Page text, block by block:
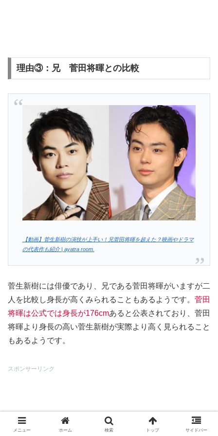
理由③：兄 菅田将暉との比較
【動画】菅生新樹の演技が上手い！兄菅田将暉を超えた？映画やドラマ
の代表作も紹介 | ayatra room.
菅生新樹には俳優であり、兄である菅田将暉がいますが二
人を比較し身長が高くみられることもあるようです。 菅田
将暉は公式では身長が176cmあると公表されており、菅田
将暉より身長の高い菅生新樹が実際より高く見られること
もあるようです。
スポンサーリンク
メニュー ホーム 検索 トップ サイドバー